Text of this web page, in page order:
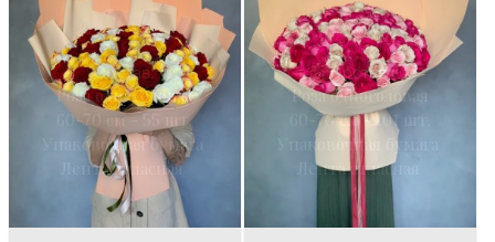
Состав:
Роза одноголовая
60-70 см - 55 шт.
Упаковочная бумага
Лента атласная
Состав:
Роза одноголовая
60-70 см - 101 шт.
Упаковочная бумага
Лента атласная